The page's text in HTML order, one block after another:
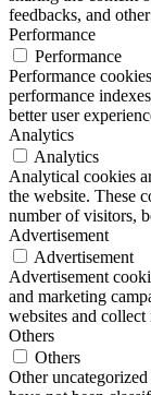
feedbacks, and
Performance
Performance
Performance
performance
better user
Analytics
Analytics
Analytical cookies
the website. These
number of visitors,
Advertisement
Advertisement
Advertisement
and marketing
websites and
Others
Others
Other